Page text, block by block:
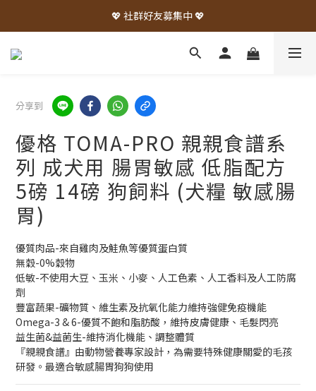
💖 社群好友募集中 💖
分享到
優格 TOMA-PRO 親親食譜系
列 成犬用 腸胃敏感 低脂配方
5磅 14磅 狗飼料 (犬糧 敏感腸
胃)
優質肉品-來自雞肉及鮭魚等優質蛋白質
無穀-0%穀物
低敏-不使用大豆、玉米、小麥、人工色素、人工香料及人工防腐
劑
豐富蔬果-礦物質、維生素及抗氧化能力維持強健免疫機能
Omega-3 & 6-優質不飽和脂肪酸，維持皮膚健康、毛髮閃亮
益生菌&益菌生-維持消化機能、調整體質
『親親食譜』由動物營養專家設計，為需要特殊健康關愛的毛孩
研發。最適合敏感腸胃狗狗使用